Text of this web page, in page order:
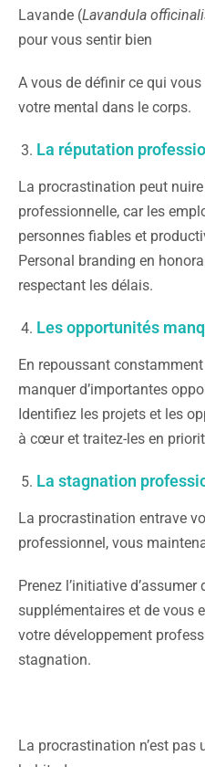
Lavande (Lavandula
pour vous sentir bien
A vous de définir ce qui
votre mental dans le corps.
La réputation
La procrastination peut
professionnelle, car les
personnes fiables et
Personal branding en
respectant les délais.
Les opportunités
En repoussant
manquer d’importantes
Identifiez les projets et les
à cœur et traitez-les en
La stagnation
La procrastination entrave
professionnel, vous
Prenez l’initiative
supplémentaires et de vous
votre développement
stagnation.
La procrastination n’est pas